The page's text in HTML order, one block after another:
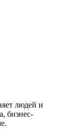
людей и
бизнес-